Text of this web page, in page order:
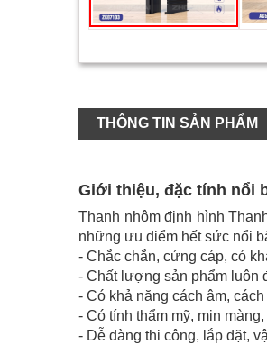
THÔNG TIN SẢN PHẨM
Giới thiệu, đặc tính nổi
Thanh nhôm định hình
những ưu điểm hết sức nổi
- Chắc chắn, cứng cáp, có
- Chất lượng sản phẩm luôn
- Có khả năng cách âm,
- Có tính thẩm mỹ, mịn
- Dễ dàng thi công, lắp đặt,